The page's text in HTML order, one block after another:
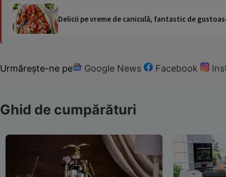
Delicii pe vreme de caniculă, fantastic de
Urmărește-ne pe Google News Facebook
Ghid de cumpărături